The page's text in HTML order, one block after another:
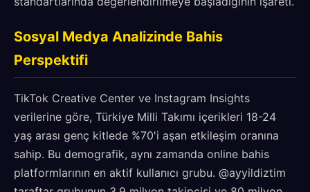
Sosyal Medya Analizinde Bahis
Perspektifi
TikTok Creative Center ve Instagram Insights
verilerine göre, Türkiye Milli Takımı içerikleri 18-24
yaş arası genç kitlede %70'i aşan etkileşim oranına
sahip. Bu demografik, aynı zamanda online bahis
platformlarının en aktif kullanıcı grubu. @ayyildiztim